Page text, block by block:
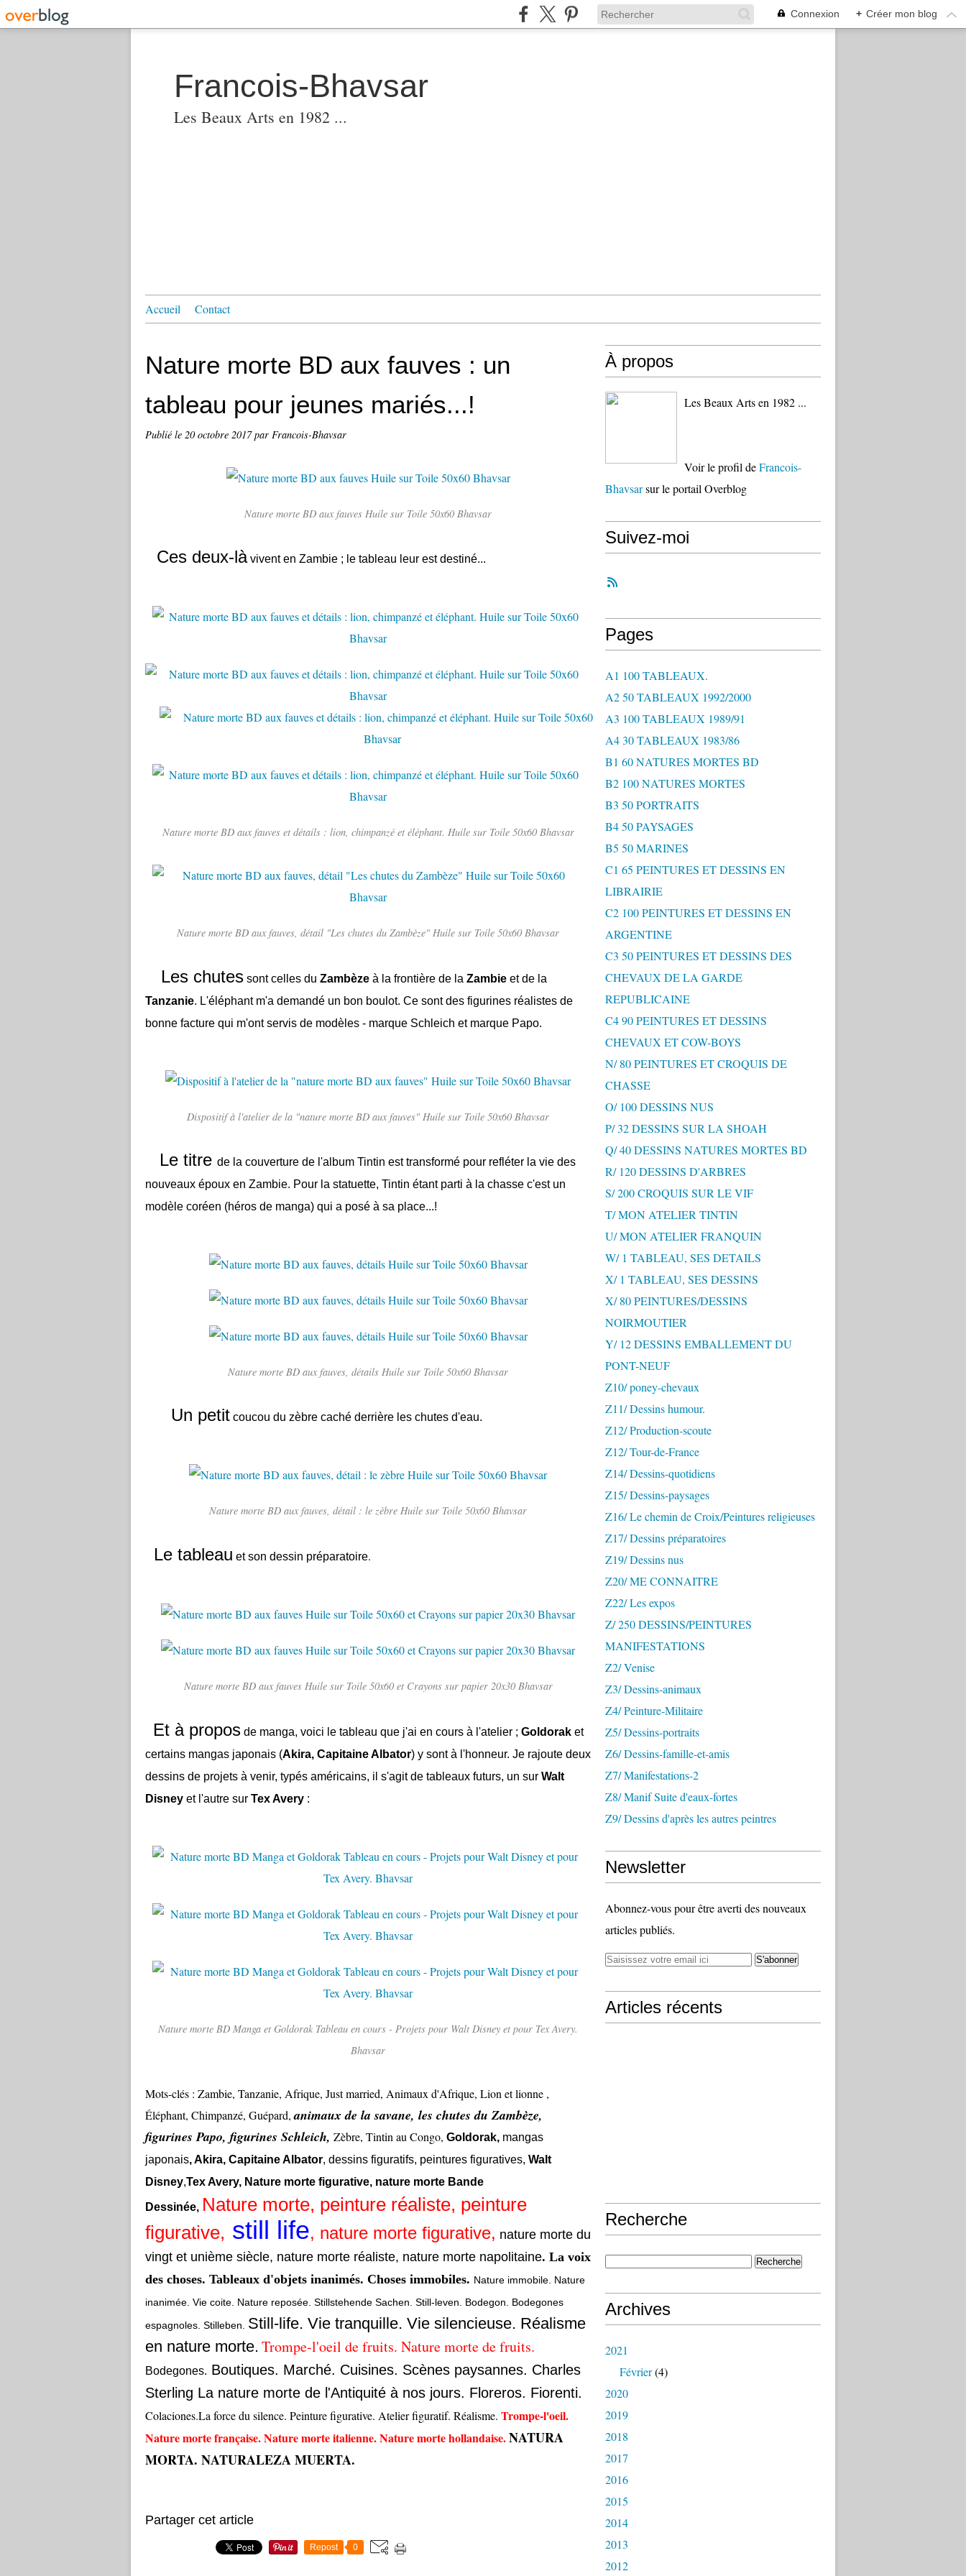
Connexion + Créer mon blog
Francois-Bhavsar
Les Beaux Arts en 1982 ...
Accueil Contact
Nature morte BD aux fauves : un
tableau pour jeunes mariés...!
Publié le 20 octobre 2017par Francois-Bhavsar
Nature morte BD aux fauves Huile sur Toile 50x60 Bhavsar
Ces deux-làvivent en Zambie ; le tableau leur est destiné...
Nature morte BD aux fauves et détails : lion, chimpanzé et éléphant. Huile sur Toile 50x60 Bhavsar
Nature morte BD aux fauves, détail "Les chutes du Zambèze" Huile sur Toile 50x60 Bhavsar
Les chutes sont celles du Zambèze à la frontière de la Zambie et de la
Tanzanie. L'éléphant m'a demandé un bon boulot. Ce sont des figurines réalistes de
bonne facture qui m'ont servis de modèles - marque Schleich et marque Papo.
Dispositif à l'atelier de la "nature morte BD aux fauves" Huile sur Toile 50x60 Bhavsar
Le titre de la couverture de l'album Tintin est transformé pour refléter la vie des
nouveaux époux en Zambie. Pour la statuette, Tintin étant parti à la chasse c'est un
modèle coréen (héros de manga) qui a posé à sa place...!
Nature morte BD aux fauves, détails Huile sur Toile 50x60 Bhavsar
Un petit coucou du zèbre caché derrière les chutes d'eau.
Nature morte BD aux fauves, détail : le zèbre Huile sur Toile 50x60 Bhavsar
Le tableau et son dessin préparatoire.
Nature morte BD aux fauves Huile sur Toile 50x60 et Crayons sur papier 20x30 Bhavsar
Et à propos de manga, voici le tableau que j'ai en cours à l'atelier ; Goldorak et
certains mangas japonais (Akira, Capitaine Albator) y sont à l'honneur. Je rajoute deux
dessins de projets à venir, typés américains, il s'agit de tableaux futurs, un sur Walt
Disney et l'autre sur Tex Avery :
Nature morte BD Manga et Goldorak Tableau en cours - Projets pour Walt Disney et pour Tex Avery.
Bhavsar
Mots-clés : Zambie, Tanzanie, Afrique, Just married, Animaux d'Afrique, Lion et lionne ,
Éléphant, Chimpanzé, Guépard,animaux de la savane, les chutes du Zambèze,
figurines Papo, figurines Schleich, Zèbre, Tintin au Congo, Goldorak, mangas
japonais, Akira, Capitaine Albator, dessins figuratifs, peintures figuratives, Walt
Disney,Tex Avery, Nature morte figurative, nature morte Bande
Dessinée, Nature morte, peinture réaliste, peinture
figurative, still life, nature morte figurative, nature morte du
vingt et unième siècle, nature morte réaliste, nature morte napolitaine. La voix
des choses. Tableaux d'objets inanimés. Choses immobiles. Nature immobile. Nature
inanimée. Vie coite. Nature reposée. Stillstehende Sachen. Still-leven. Bodegon. Bodegones
espagnoles. Stilleben. Still-life. Vie tranquille. Vie silencieuse. Réalisme
en nature morte. Trompe-l'oeil de fruits. Nature morte de fruits.
Bodegones. Boutiques. Marché. Cuisines. Scènes paysannes. Charles
Sterling La nature morte de l'Antiquité à nos jours. Floreros. Fiorenti.
Colaciones.La force du silence. Peinture figurative. Atelier figuratif. Réalisme. Trompe-l'oeil.
Nature morte française. Nature morte italienne. Nature morte hollandaise.NATURA
MORTA. NATURALEZA MUERTA.
Partager cet article
Repost 0
À propos
Les Beaux Arts en 1982 ...
Voir le profil deFrancois-
Bhavsarsur le portail Overblog
Suivez-moi
Pages
A1 100 TABLEAUX.
A2 50 TABLEAUX 1992/2000
A3 100 TABLEAUX 1989/91
A4 30 TABLEAUX 1983/86
B1 60 NATURES MORTES BD
B2 100 NATURES MORTES
B3 50 PORTRAITS
B4 50 PAYSAGES
B5 50 MARINES
C1 65 PEINTURES ET DESSINS EN
LIBRAIRIE
C2 100 PEINTURES ET DESSINS EN
ARGENTINE
C3 50 PEINTURES ET DESSINS DES
CHEVAUX DE LA GARDE
REPUBLICAINE
C4 90 PEINTURES ET DESSINS
CHEVAUX ET COW-BOYS
N/ 80 PEINTURES ET CROQUIS DE
CHASSE
O/ 100 DESSINS NUS
P/ 32 DESSINS SUR LA SHOAH
Q/ 40 DESSINS NATURES MORTES BD
R/ 120 DESSINS D'ARBRES
S/ 200 CROQUIS SUR LE VIF
T/ MON ATELIER TINTIN
U/ MON ATELIER FRANQUIN
W/ 1 TABLEAU, SES DETAILS
X/ 1 TABLEAU, SES DESSINS
X/ 80 PEINTURES/DESSINS
NOIRMOUTIER
Y/ 12 DESSINS EMBALLEMENT DU
PONT-NEUF
Z10/ poney-chevaux
Z11/ Dessins humour.
Z12/ Production-scoute
Z12/ Tour-de-France
Z14/ Dessins-quotidiens
Z15/ Dessins-paysages
Z16/ Le chemin de Croix/Peintures religieuses
Z17/ Dessins préparatoires
Z19/ Dessins nus
Z20/ ME CONNAITRE
Z22/ Les expos
Z/ 250 DESSINS/PEINTURES
MANIFESTATIONS
Z2/ Venise
Z3/ Dessins-animaux
Z4/ Peinture-Militaire
Z5/ Dessins-portraits
Z6/ Dessins-famille-et-amis
Z7/ Manifestations-2
Z8/ Manif Suite d'eaux-fortes
Z9/ Dessins d'après les autres peintres
Newsletter
Abonnez-vous pour être averti des nouveaux
articles publiés.
Articles récents
Recherche
Archives
2021
Février(4)
2020
2019
2018
2017
2016
2015
2014
2013
2012